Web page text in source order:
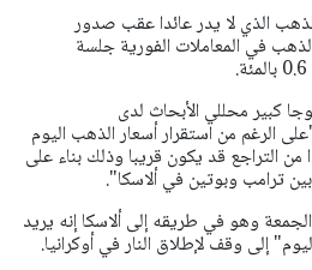
الذي لا يدر عائدا عقب صدور
الذهب في المعاملات الفورية جلسة
كبير محللي الأبحاث لدى
الرغم من استقرار أسعار الذهب اليوم
من التراجع قد يكون قريبا وذلك بناء على
ترامب وبوتين في ألاسكا".
وهو في طريقه إلى ألاسكا إنه يريد
إلى وقف لإطلاق النار في أوكرانيا.